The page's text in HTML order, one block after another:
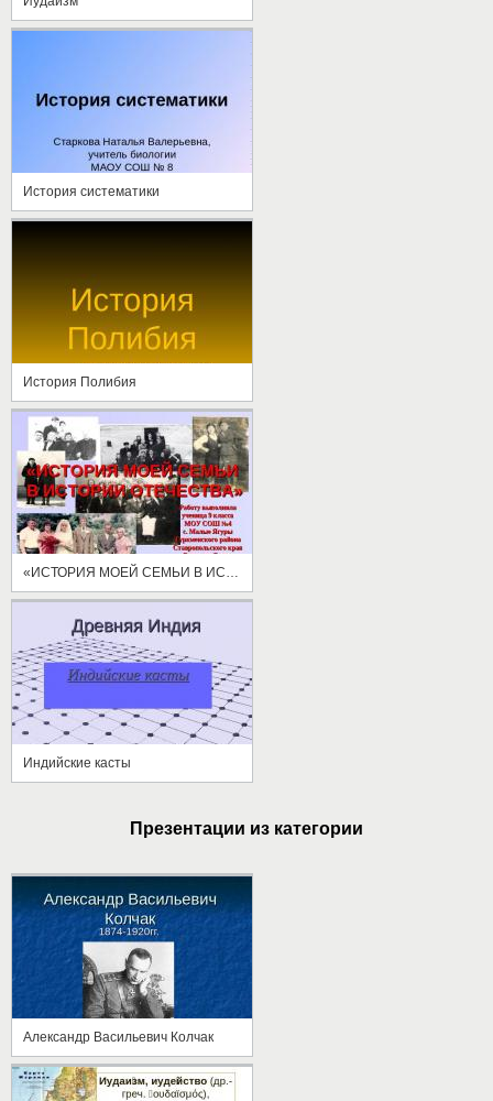
История систематики
История Полибия
Индийские касты
Презентации из категории
Александр Васильевич Колчак